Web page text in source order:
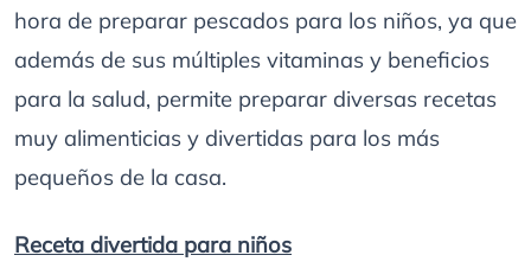
hora de preparar pescados para los niños, ya que
además de sus múltiples vitaminas y beneficios
para la salud, permite preparar diversas recetas
muy alimenticias y divertidas para los más
pequeños de la casa.
Receta divertida para niños